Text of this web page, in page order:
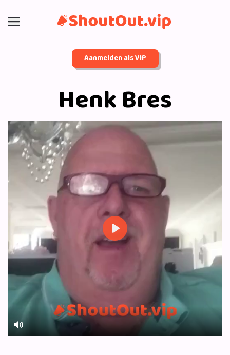
Aanmelden als VIP
Henk Bres
Mute
Play